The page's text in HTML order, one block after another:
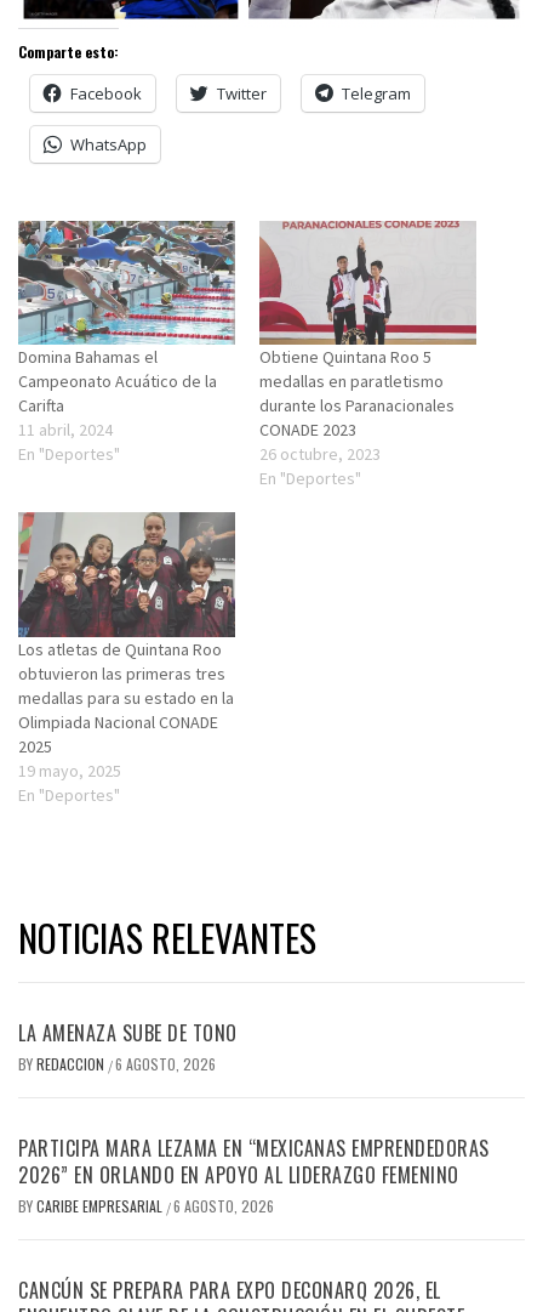
Comparte esto:
Facebook Twitter Telegram
WhatsApp
Domina Bahamas el
Campeonato Acuático de la
Carifta
11 abril, 2024
En "Deportes"
Obtiene Quintana Roo 5
medallas en paratletismo
durante los Paranacionales
CONADE 2023
26 octubre, 2023
En "Deportes"
Los atletas de Quintana Roo
obtuvieron las primeras tres
medallas para su estado en la
Olimpiada Nacional CONADE
2025
19 mayo, 2025
En "Deportes"
NOTICIAS RELEVANTES
LA AMENAZA SUBE DE TONO
BYREDACCION /6 AGOSTO, 2026
PARTICIPA MARA LEZAMA EN “MEXICANAS EMPRENDEDORAS
2026” EN ORLANDO EN APOYO AL LIDERAZGO FEMENINO
BYCARIBE EMPRESARIAL /6 AGOSTO, 2026
CANCÚN SE PREPARA PARA EXPO DECONARQ 2026, EL